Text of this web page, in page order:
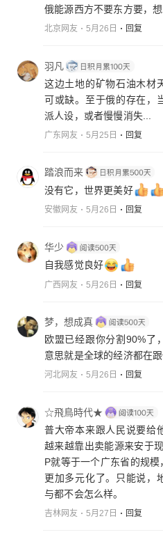
俄能源西方不要东方要，
北京网友 5月26日 回复
羽凡
这边土地的矿物石油木材
可或缺。至于俄的存在，
派人设，或者慢慢消失...
广东网友 5月25日 回复
踏浪而来
没有它，世界更美好
安徽网友 5月26日 回复
华少
自我感觉良好
广西网友 5月26日 回复
梦，想成真
欧盟已经跟你分割90%了
意思就是全球的经济都在跟
河北网友 5月26日 回复
☆飛鳥時代★
普大帝本来跟人民说要给
越来越靠出卖能源来安于
P就等于一个广东省的规
更加多元化了。只能说，
与都不会怎么样。
吉林网友 5月27日 回复